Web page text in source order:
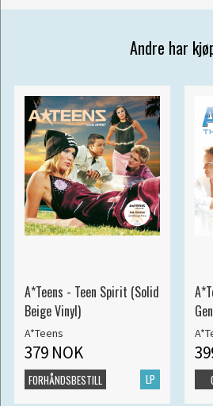
Andre har
A*Teens - Teen Spirit (Solid
Beige Vinyl)
A*Teens
379 NOK
LP
FORHÅNDSBESTILL